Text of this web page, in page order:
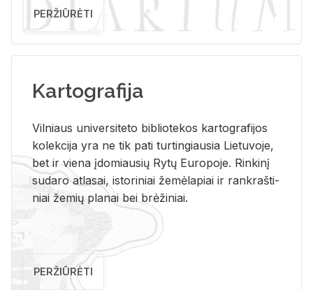
PERŽIŪRĖTI
Kartografija
Vil­niaus uni­ver­si­te­to bi­b­lio­te­kos kar­to­gra­fi­jos
ko­lek­ci­ja yra ne tik pati tur­tin­giau­sia Lie­tu­vo­je,
bet ir vie­na įdo­miau­sių Rytų Eu­ro­po­je. Rin­ki­nį
su­da­ro at­la­sai, is­to­ri­niai že­mė­la­piai ir rank­raš­ti­
niai že­mių pla­nai bei brė­ži­niai.
PERŽIŪRĖTI